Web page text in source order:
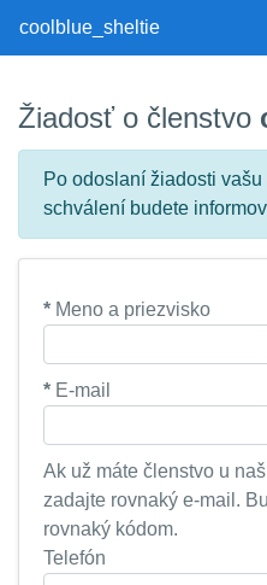
coolblue_sheltie
Žiadosť o členstvo
Po odoslaní žiadosti
schválení budete
* Meno a priezvisko
* E-mail
Ak už máte členstvo u
zadajte rovnaký e-mail.
rovnaký kódom.
Telefón